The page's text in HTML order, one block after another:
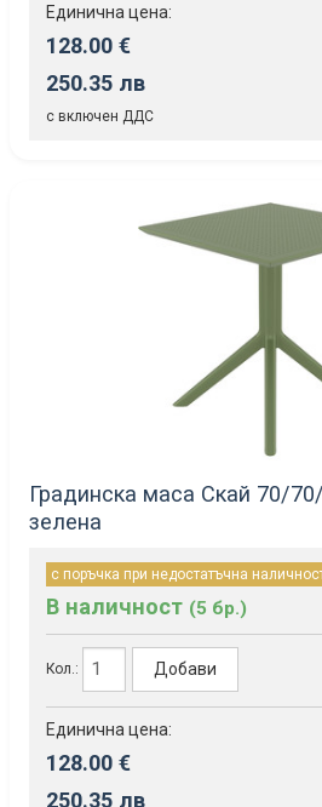
Единична цена:
128.00 €
250.35 лв
с включен ДДС
Градинска маса Скай 70/
зелена
с поръчка при недостатъчна
В наличност (5 бр.)
Кол.: Добави
Единична цена:
128.00 €
250.35 лв